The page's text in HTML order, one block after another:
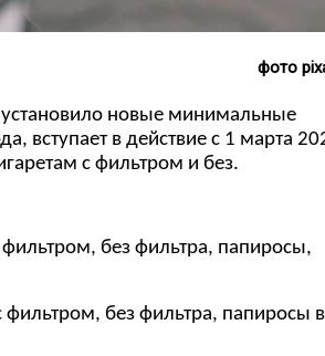
фото
новые минимальные
вступает в действие с 1 марта
с фильтром и без.
без фильтра, папиросы,
без фильтра, папиросы в